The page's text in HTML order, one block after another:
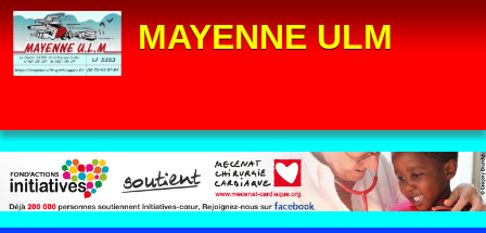
MAYENNE ULM
Panneau de gestion des cookies